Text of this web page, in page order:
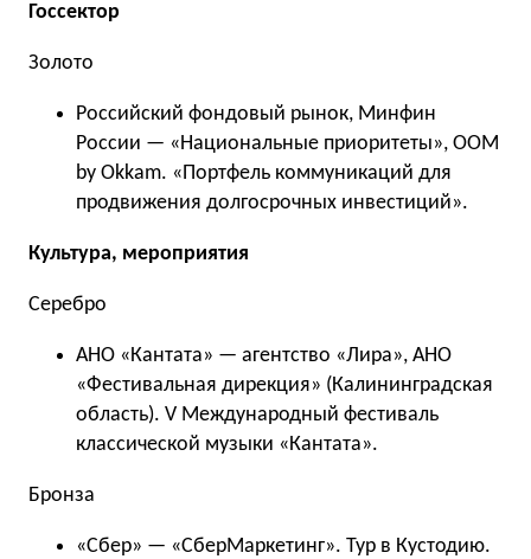
Госсектор
Золото
Российский фондовый рынок, Минфин
России — «Национальные приоритеты», OOM
by Okkam. «Портфель коммуникаций для
продвижения долгосрочных инвестиций».
Культура, мероприятия
Серебро
АНО «Кантата» — агентство «Лира», АНО
«Фестивальная дирекция» (Калининградская
область). V Международный фестиваль
классической музыки «Кантата».
Бронза
«Сбер» — «СберМаркетинг». Тур в Кустодию.